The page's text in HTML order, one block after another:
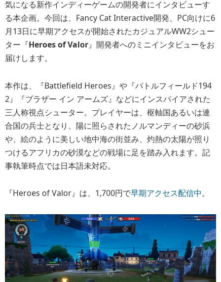
気になる新作インディーゲームの開発者にインタビューす
る本企画。今回は、Fancy Cat Interactive開発、PC向けに6
月13日に早期アクセスが開始されたカジュアルWW2シュー
ター『Heroes of Valor』開発者へのミニインタビューをお
届けします。
本作は、『Battlefield Heroes』や『バトルフィールド194
2』『ブラザー イン アームズ』などにインスパイアされた
三人称視点シューター。プレイヤーは、枢軸国あるいは連
合国の兵士となり、陽に照らされたノルマンディーの砂浜
や、絵のように美しい地中海の街並み、灼熱の太陽が照り
つけるアフリカの砂漠などの戦場に足を踏み入れます。記
事執筆時点では日本語未対応。
『Heroes of Valor』は、1,700円で早期アクセス配信中。